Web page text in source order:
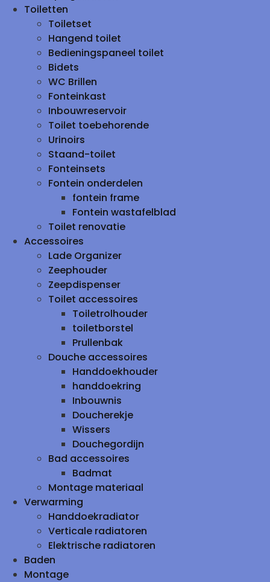
Toiletten
Toiletset
Hangend toilet
Bedieningspaneel toilet
Bidets
WC Brillen
Fonteinkast
Inbouwreservoir
Toilet toebehorende
Urinoirs
Staand-toilet
Fonteinsets
Fontein onderdelen
fontein frame
Fontein wastafelblad
Toilet renovatie
Accessoires
Lade Organizer
Zeephouder
Zeepdispenser
Toilet accessoires
Toiletrolhouder
toiletborstel
Prullenbak
Douche accessoires
Handdoekhouder
handdoekring
Inbouwnis
Doucherekje
Wissers
Douchegordijn
Bad accessoires
Badmat
Montage materiaal
Verwarming
Handdoekradiator
Verticale radiatoren
Elektrische radiatoren
Baden
Montage